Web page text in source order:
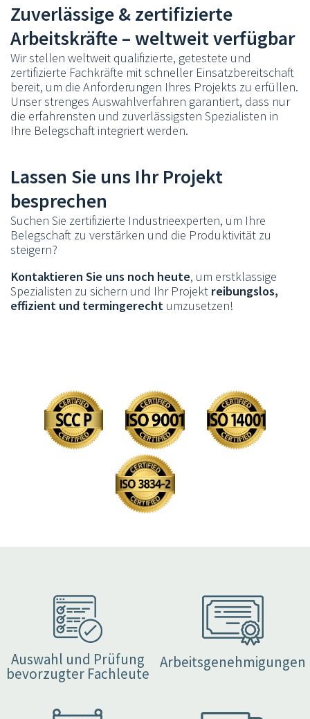
Zuverlässige & zertifizierte
Arbeitskräfte – weltweit verfügbar
Wir stellen weltweit qualifizierte, getestete und
zertifizierte Fachkräfte mit schneller Einsatzbereitschaft
bereit, um die Anforderungen Ihres Projekts zu erfüllen.
Unser strenges Auswahlverfahren garantiert, dass nur
die erfahrensten und zuverlässigsten Spezialisten in
Ihre Belegschaft integriert werden.
Lassen Sie uns Ihr Projekt
besprechen
Suchen Sie zertifizierte Industrieexperten, um Ihre
Belegschaft zu verstärken und die Produktivität zu
steigern?
Kontaktieren Sie uns noch heute, um erstklassige
Spezialisten zu sichern und Ihr Projekt reibungslos,
effizient und termingerecht umzusetzen!
Auswahl und Prüfung
bevorzugter Fachleute
Arbeitsgenehmigungen